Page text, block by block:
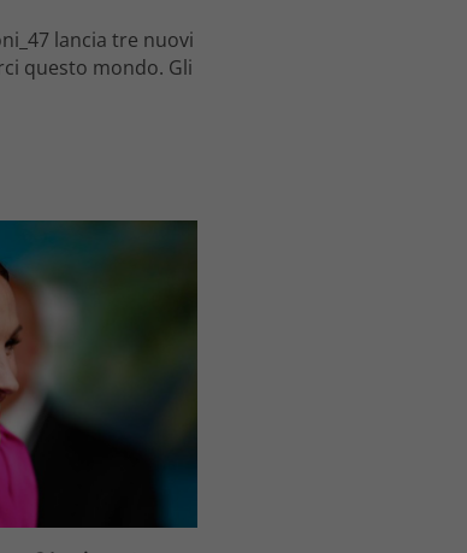
lancia tre nuovi
questo mondo. Gli